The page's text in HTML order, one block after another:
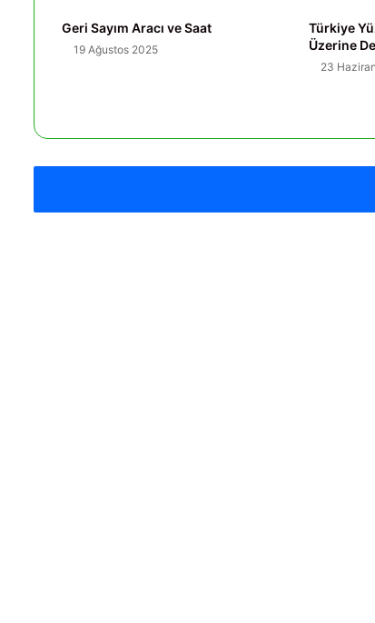
Geri Sayım Aracı ve Saat
19 Ağustos 2025
Türkiye
Üzerine
23